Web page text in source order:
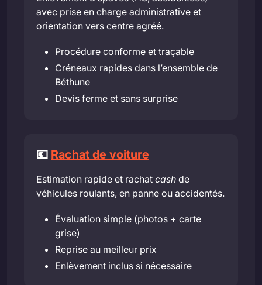
avec prise en charge administrative et
orientation vers centre agréé.
Procédure conforme et traçable
Créneaux rapides dans l’ensemble de
Béthune
Devis ferme et sans surprise
💶 Rachat de voiture
Estimation rapide et rachat cash de
véhicules roulants, en panne ou accidentés.
Évaluation simple (photos + carte
grise)
Reprise au meilleur prix
Enlèvement inclus si nécessaire